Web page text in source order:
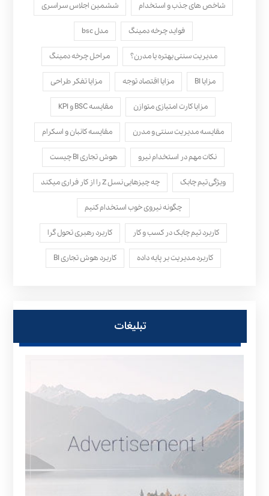
شاخص های جذب و استخدام ششمین اجلاس سراسری
فواید چرخه دمینگ مدل bsc
مدیریت سنتی بهتره یا مدرن؟ مراحل چرخه دمینگ
مزایا BI مزایا اقتصاد توجه مزایا تفکر طراحی
مزایا کارت امتیازی متوازن مقایسه BSC و KPI
مقایسه مدیریت سنتی و مدرن مقایسه کانبان و اسکرام
نکات مهم در استخدام نیرو هوش تجاری BI چیست
ویژگی تیم چابک چه چیزهایی نسل Z را از کار فراری میکند
چگونه نیروی خوب استخدام کنیم
کاربرد تیم چابک در کسب و کار کاربرد رهبری تحول‌ گرا
کاربرد مدیریت بر پایه داده کاربرد هوش تجاری BI
تبلیغات